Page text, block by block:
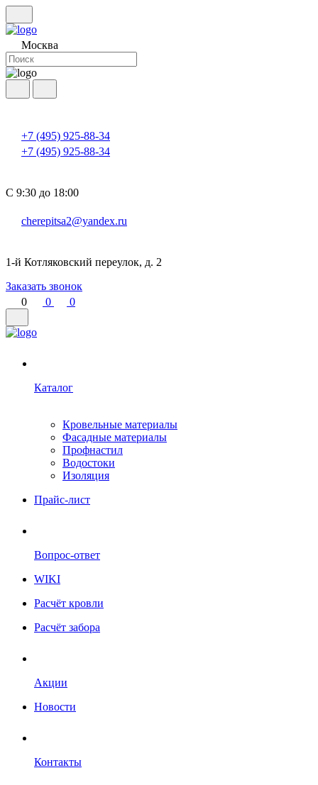
Москва
+7 (495) 925-88-34
+7 (495) 925-88-34
С 9:30 до 18:00
cherepitsa2@yandex.ru
1-й Котляковский переулок, д. 2
Заказать звонок
0
0 0
Каталог
Кровельные материалы
Фасадные материалы
Профнастил
Водостоки
Изоляция
Прайс-лист
Вопрос-ответ
WIKI
Расчёт кровли
Расчёт забора
Акции
Новости
Контакты